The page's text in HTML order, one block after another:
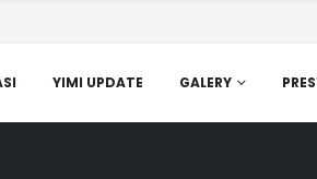
YIMI UPDATE GALERY